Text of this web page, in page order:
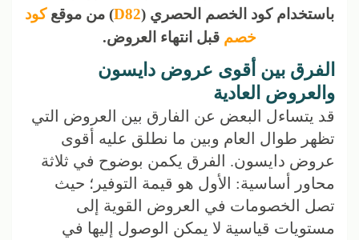
باستخدام كود الخصم الحصري (D82) من موقعكود
خصم قبل انتهاء العروض.
الفرق بين أقوى عروض دايسون
والعروض العادية
قد يتساءل البعض عن الفارق بين العروض التي
تظهر طوال العام وبين ما نطلق عليه أقوى
عروض دايسون. الفرق يكمن بوضوح في ثلاثة
محاور أساسية: الأول هو قيمة التوفير؛ حيث
تصل الخصومات في العروض القوية إلى
مستويات قياسية لا يمكن الوصول إليها في